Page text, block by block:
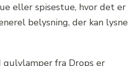
eller spisestue, hvor det er
belysning, der kan lysne
gulvlamper fra Drops er